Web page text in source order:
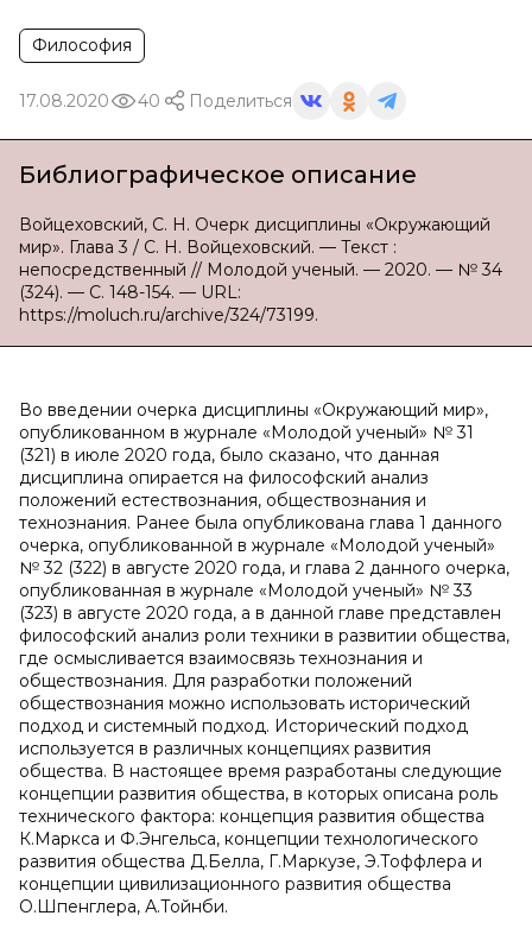
Философия
17.08.2020 40 Поделиться
Библиографическое описание
Войцеховский, С. Н. Очерк дисциплины «Окружающий
мир». Глава 3 / С. Н. Войцеховский. — Текст :
непосредственный // Молодой ученый. — 2020. — № 34
(324). — С. 148-154. — URL:
https://moluch.ru/archive/324/73199.
Во введении очерка дисциплины «Окружающий мир»,
опубликованном в журнале «Молодой ученый» № 31
(321) в июле 2020 года, было сказано, что данная
дисциплина опирается на философский анализ
положений естествознания, обществознания и
технознания. Ранее была опубликована глава 1 данного
очерка, опубликованной в журнале «Молодой ученый»
№ 32 (322) в августе 2020 года, и глава 2 данного очерка,
опубликованная в журнале «Молодой ученый» № 33
(323) в августе 2020 года, а в данной главе представлен
философский анализ роли техники в развитии общества,
где осмысливается взаимосвязь технознания и
обществознания. Для разработки положений
обществознания можно использовать исторический
подход и системный подход. Исторический подход
используется в различных концепциях развития
общества. В настоящее время разработаны следующие
концепции развития общества, в которых описана роль
технического фактора: концепция развития общества
К.Маркса и Ф.Энгельса, концепции технологического
развития общества Д.Белла, Г.Маркузе, Э.Тоффлера и
концепции цивилизационного развития общества
О.Шпенглера, А.Тойнби.